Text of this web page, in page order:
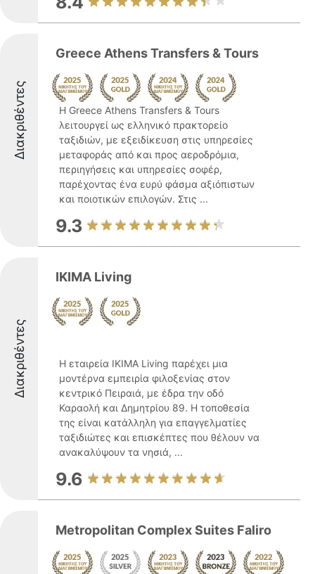
Διακριθέντες
Greece Athens Transfers & Tours
Η Greece Athens Transfers & Tours
λειτουργεί ως ελληνικό πρακτορείο
ταξιδιών, με εξειδίκευση στις υπηρεσίες
μεταφοράς από και προς αεροδρόμια,
περιηγήσεις και υπηρεσίες σοφέρ,
παρέχοντας ένα ευρύ φάσμα αξιόπιστων
και ποιοτικών επιλογών. Στις ...
9.3
Διακριθέντες
IKIMA Living
Η εταιρεία IKIMA Living παρέχει μια
μοντέρνα εμπειρία φιλοξενίας στον
κεντρικό Πειραιά, με έδρα την οδό
Καραολή και Δημητρίου 89. Η τοποθεσία
της είναι κατάλληλη για επαγγελματίες
ταξιδιώτες και επισκέπτες που θέλουν να
ανακαλύψουν τα νησιά, ...
9.6
Metropolitan Complex Suites Faliro